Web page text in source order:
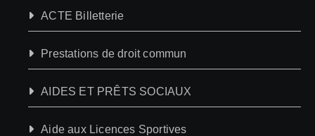
ACTE Billetterie
Prestations de droit commun
AIDES ET PRÊTS SOCIAUX
Aide aux Licences Sportives